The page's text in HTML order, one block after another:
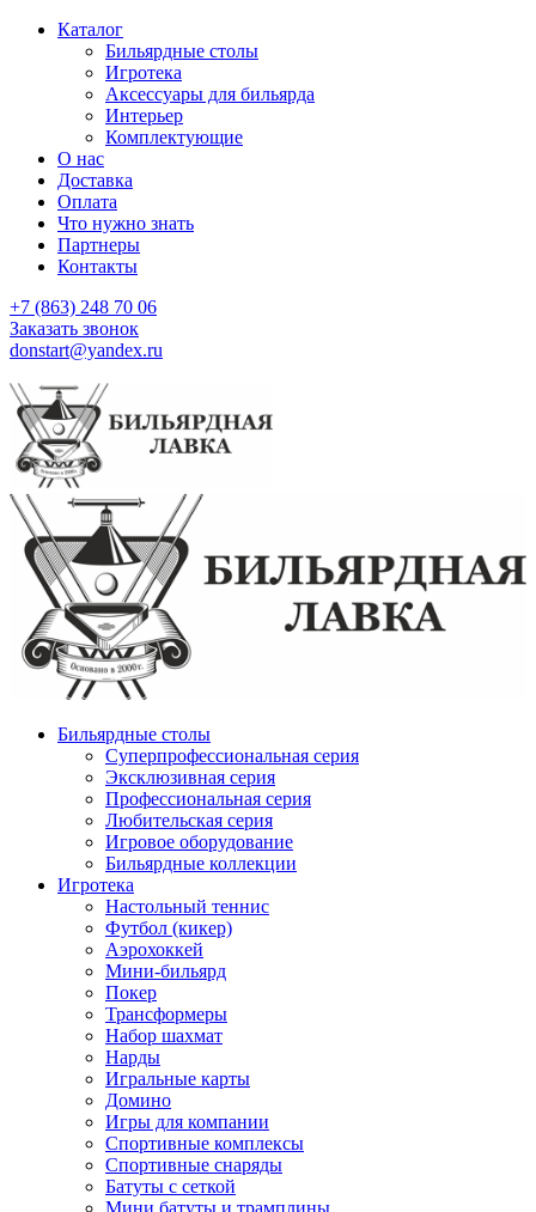
Каталог
Бильярдные столы
Игротека
Аксессуары для бильярда
Интерьер
Комплектующие
О нас
Доставка
Оплата
Что нужно знать
Партнеры
Контакты
+7 (863) 248 70 06
Заказать звонок
donstart@yandex.ru
Бильярдные столы
Суперпрофессиональная серия
Эксклюзивная серия
Профессиональная серия
Любительская серия
Игровое оборудование
Бильярдные коллекции
Игротека
Настольный теннис
Футбол (кикер)
Аэрохоккей
Мини-бильярд
Покер
Трансформеры
Набор шахмат
Нарды
Игральные карты
Домино
Игры для компании
Спортивные комплексы
Спортивные снаряды
Батуты с сеткой
Мини батуты и трамплины